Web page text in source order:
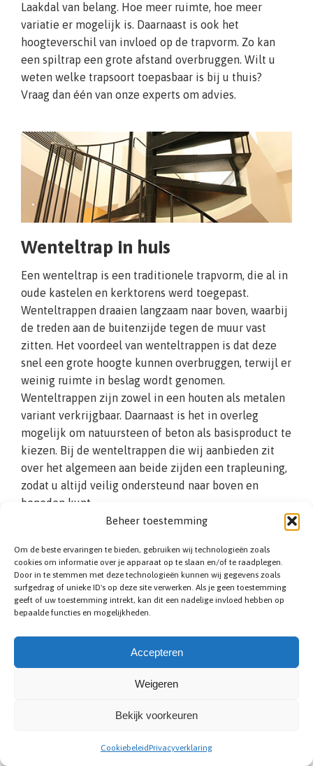
Beheer toestemming
Om de beste ervaringen te bieden, gebruiken wij technologieën zoals
cookies om informatie over je apparaat op te slaan en/of te raadplegen.
Door in te stemmen met deze technologieën kunnen wij gegevens zoals
surfgedrag of unieke ID's op deze site verwerken. Als je geen toestemming
geeft of uw toestemming intrekt, kan dit een nadelige invloed hebben op
bepaalde functies en mogelijkheden.
Accepteren
Weigeren
Bekijk voorkeuren
CookiebeleidPrivacyverklaring
Laakdal van belang. Hoe meer ruimte, hoe meer
variatie er mogelijk is. Daarnaast is ook het
hoogteverschil van invloed op de trapvorm. Zo kan
een spiltrap een grote afstand overbruggen. Wilt u
weten welke trapsoort toepasbaar is bij u thuis?
Vraag dan één van onze experts om advies.
Wenteltrap in huis
Een wenteltrap is een traditionele trapvorm, die al in
oude kastelen en kerktorens werd toegepast.
Wenteltrappen draaien langzaam naar boven, waarbij
de treden aan de buitenzijde tegen de muur vast
zitten. Het voordeel van wenteltrappen is dat deze
snel een grote hoogte kunnen overbruggen, terwijl er
weinig ruimte in beslag wordt genomen.
Wenteltrappen zijn zowel in een houten als metalen
variant verkrijgbaar. Daarnaast is het in overleg
mogelijk om natuursteen of beton als basisproduct te
kiezen. Bij de wenteltrappen die wij aanbieden zit
over het algemeen aan beide zijden een trapleuning,
zodat u altijd veilig ondersteund naar boven en
beneden kunt.
Bespaar ruimte met een spiltrap
Een spiltrap is vergelijkbaar met een wenteltrap.
tegenstelling tot wenteltrappen hebben die niet
genoemd). Langs deze spil worden de tredendragers